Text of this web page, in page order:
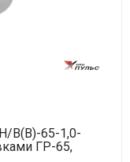
В(В)-65-1,0-
ГР-65,